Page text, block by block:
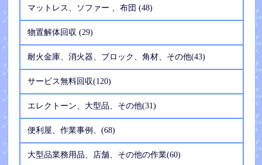
マットレス、ソファー 、布団 (48)
物置解体回収 (29)
耐火金庫、消火器、ブロック、角材、その他(43)
サービス無料回収(120)
エレクトーン、大型品、その他(31)
便利屋、作業事例、(68)
大型品業務用品、店舗、その他の作業(60)